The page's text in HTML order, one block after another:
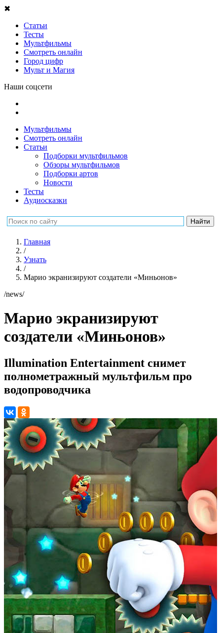
✖
Статьи
Тесты
Мультфильмы
Смотреть онлайн
Город цифр
Мульт и Магия
Наши соцсети
Мультфильмы
Смотреть онлайн
Статьи
Подборки мультфильмов
Обзоры мультфильмов
Подборки артов
Новости
Тесты
Аудиосказки
Главная
/
Узнать
/
Марио экранизируют создатели «Миньонов»
/news/
Марио экранизируют
создатели «Миньонов»
Illumination Entertainment снимет
полнометражный мультфильм про
водопроводчика